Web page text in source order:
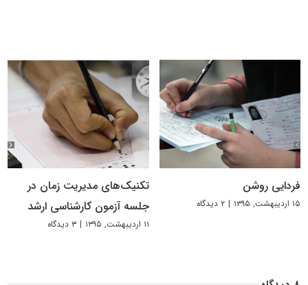
فردایی روشن
۱۵ اردیبهشت, ۱۳۹۵ | ۲ دیدگاه
تکنیک‌های مدیریت زمان در
جلسه آزمون کارشناسی ارشد
۱۱ اردیبهشت, ۱۳۹۵ | ۳ دیدگاه